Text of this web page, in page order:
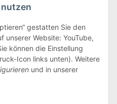
gestatten Sie den
unserer Website: YouTube,
können die Einstellung
Icon links unten). Weitere
und in unserer